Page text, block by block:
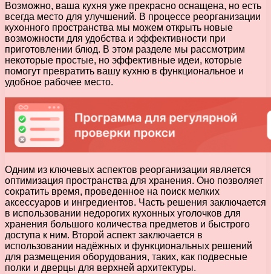
Возможно, ваша кухня уже прекрасно оснащена, но есть
всегда место для улучшений. В процессе реорганизации
кухонного пространства мы можем открыть новые
возможности для удобства и эффективности при
приготовлении блюд. В этом разделе мы рассмотрим
некоторые простые, но эффективные идеи, которые
помогут превратить вашу кухню в функциональное и
удобное рабочее место.
Одним из ключевых аспектов реорганизации является
оптимизация пространства для хранения. Оно позволяет
сократить время, проведенное на поиск мелких
аксессуаров и ингредиентов. Часть решения заключается
в использовании недорогих кухонных уголочков для
хранения большого количества предметов и быстрого
доступа к ним. Второй аспект заключается в
использовании надёжных и функциональных решений
для размещения оборудования, таких, как подвесные
полки и дверцы для верхней архитектуры.